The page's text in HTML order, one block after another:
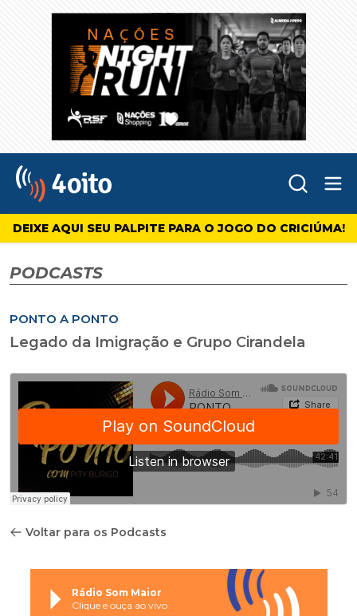
4oito
DEIXE AQUI SEU PALPITE PARA O JOGO DO CRICIÚMA!
PODCASTS
PONTO A PONTO
Legado da Imigração e Grupo Cirandela
Voltar para os Podcasts
Rádio Som Maior
Clique e ouça ao vivo